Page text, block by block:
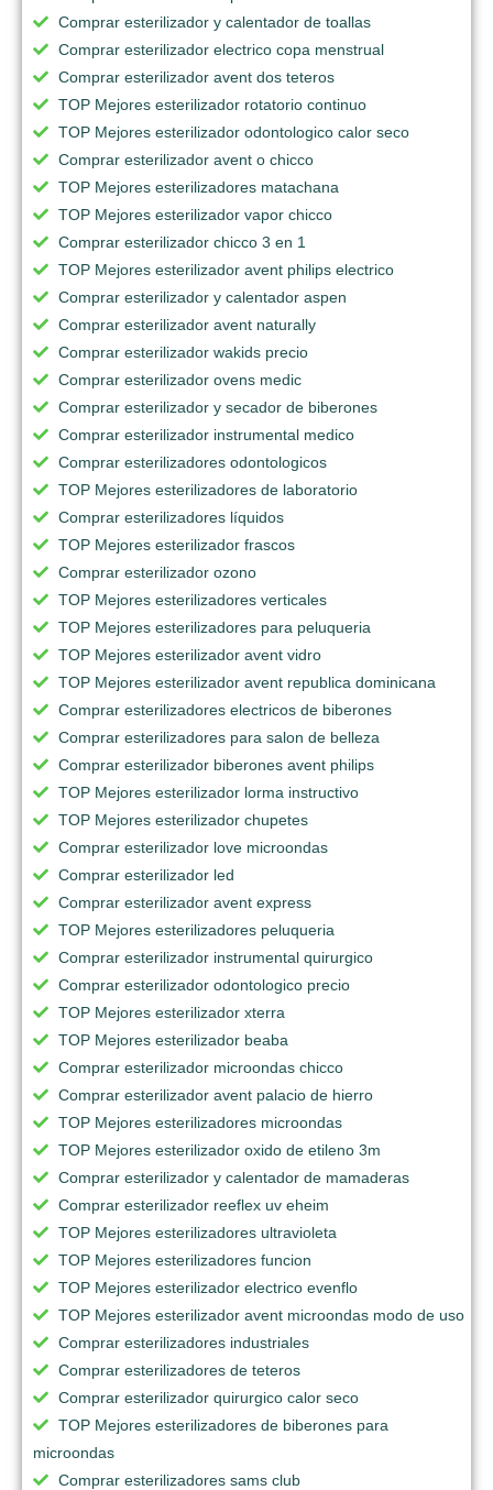
Comprar esterilizador y calentador de toallas
Comprar esterilizador electrico copa menstrual
Comprar esterilizador avent dos teteros
TOP Mejores esterilizador rotatorio continuo
TOP Mejores esterilizador odontologico calor seco
Comprar esterilizador avent o chicco
TOP Mejores esterilizadores matachana
TOP Mejores esterilizador vapor chicco
Comprar esterilizador chicco 3 en 1
TOP Mejores esterilizador avent philips electrico
Comprar esterilizador y calentador aspen
Comprar esterilizador avent naturally
Comprar esterilizador wakids precio
Comprar esterilizador ovens medic
Comprar esterilizador y secador de biberones
Comprar esterilizador instrumental medico
Comprar esterilizadores odontologicos
TOP Mejores esterilizadores de laboratorio
Comprar esterilizadores líquidos
TOP Mejores esterilizador frascos
Comprar esterilizador ozono
TOP Mejores esterilizadores verticales
TOP Mejores esterilizadores para peluqueria
TOP Mejores esterilizador avent vidro
TOP Mejores esterilizador avent republica dominicana
Comprar esterilizadores electricos de biberones
Comprar esterilizadores para salon de belleza
Comprar esterilizador biberones avent philips
TOP Mejores esterilizador lorma instructivo
TOP Mejores esterilizador chupetes
Comprar esterilizador love microondas
Comprar esterilizador led
Comprar esterilizador avent express
TOP Mejores esterilizadores peluqueria
Comprar esterilizador instrumental quirurgico
Comprar esterilizador odontologico precio
TOP Mejores esterilizador xterra
TOP Mejores esterilizador beaba
Comprar esterilizador microondas chicco
Comprar esterilizador avent palacio de hierro
TOP Mejores esterilizadores microondas
TOP Mejores esterilizador oxido de etileno 3m
Comprar esterilizador y calentador de mamaderas
Comprar esterilizador reeflex uv eheim
TOP Mejores esterilizadores ultravioleta
TOP Mejores esterilizadores funcion
TOP Mejores esterilizador electrico evenflo
TOP Mejores esterilizador avent microondas modo de uso
Comprar esterilizadores industriales
Comprar esterilizadores de teteros
Comprar esterilizador quirurgico calor seco
TOP Mejores esterilizadores de biberones para
microondas
Comprar esterilizadores sams club